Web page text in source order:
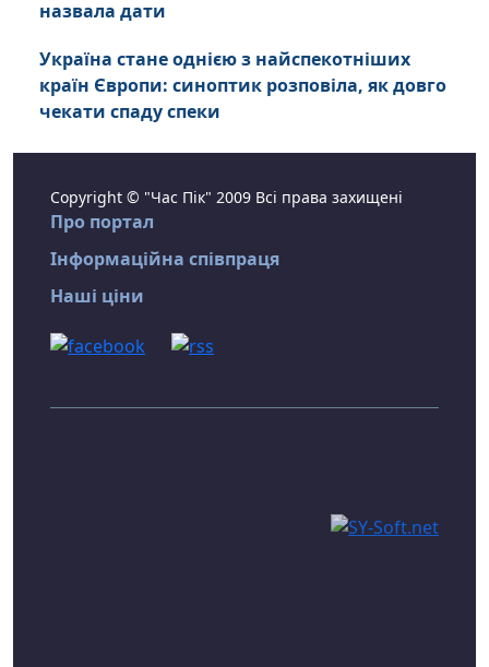
назвала дати
Україна стане однією з найспекотніших
країн Європи: синоптик розповіла, як довго
чекати спаду спеки
Copyright © "Час Пік" 2009 Всі права захищені
Про портал
Інформаційна співпраця
Наші ціни